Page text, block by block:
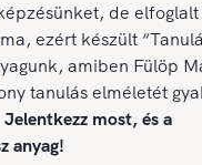
de elfoglalt
ezért készült
amiben Fülöp
tanulás elméletét
Jelentkezz most, és a
anyag!